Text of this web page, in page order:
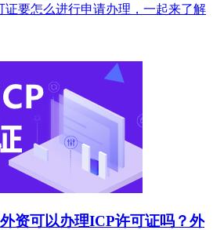
证要怎么进行申请办理，一起来了解
资可以办理ICP许可证吗？外